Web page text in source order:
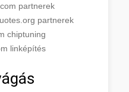
partnerek
partnerek
chiptuning
linképítés